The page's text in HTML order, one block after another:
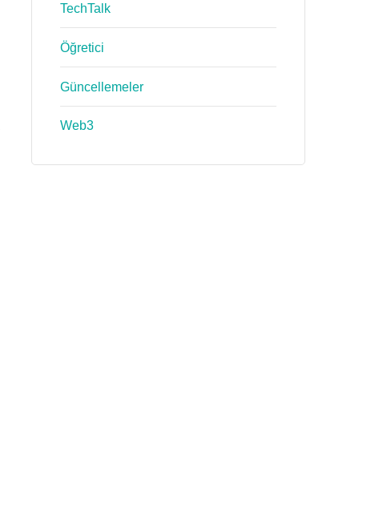
TechTalk
Öğretici
Güncellemeler
Web3